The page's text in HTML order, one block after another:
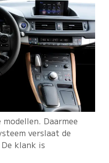
Daarmee
verslaat de
klank is